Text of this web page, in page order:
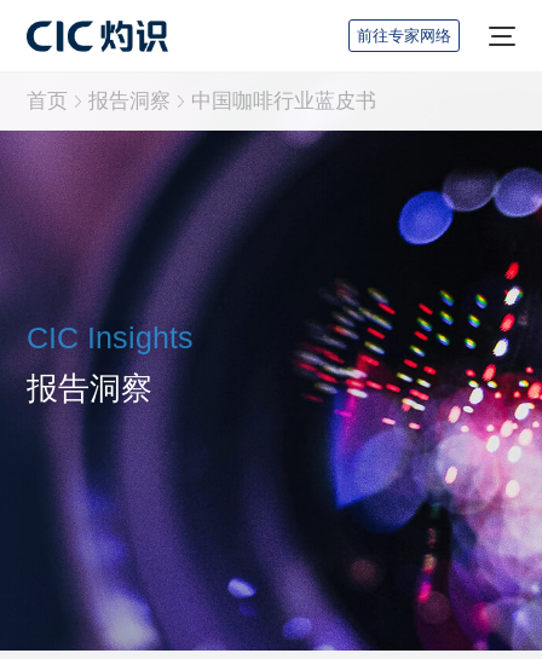
前往专家网络
CIC Insights
报告洞察
首页 报告洞察 中国咖啡行业蓝皮书